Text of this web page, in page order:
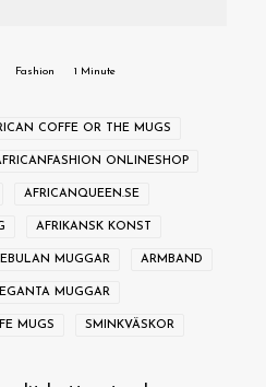
Fashion 1 Minute
COFFE OR THE MUGS
ONLINESHOP
AFRICANQUEEN.SE
AFRIKANSK KONST
MUGGAR ARMBAND
MUGGAR
MUGS SMINKVÄSKOR